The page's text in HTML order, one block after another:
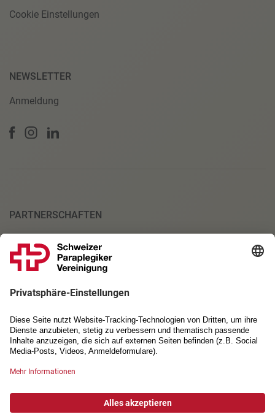
Cookie Einstellungen
NEWSLETTER
Anmeldung
PARTNERSCHAFTEN